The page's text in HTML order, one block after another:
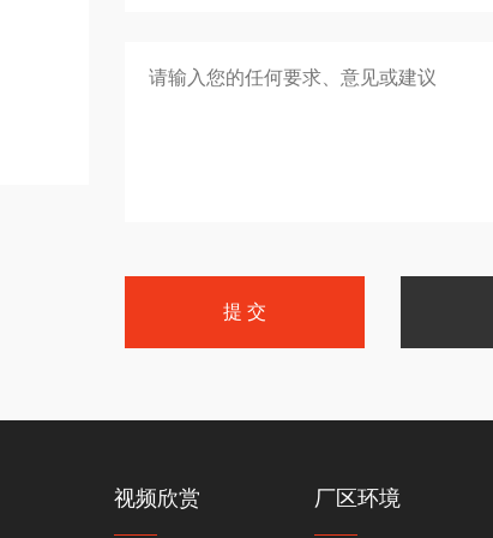
视频欣赏 厂区环境